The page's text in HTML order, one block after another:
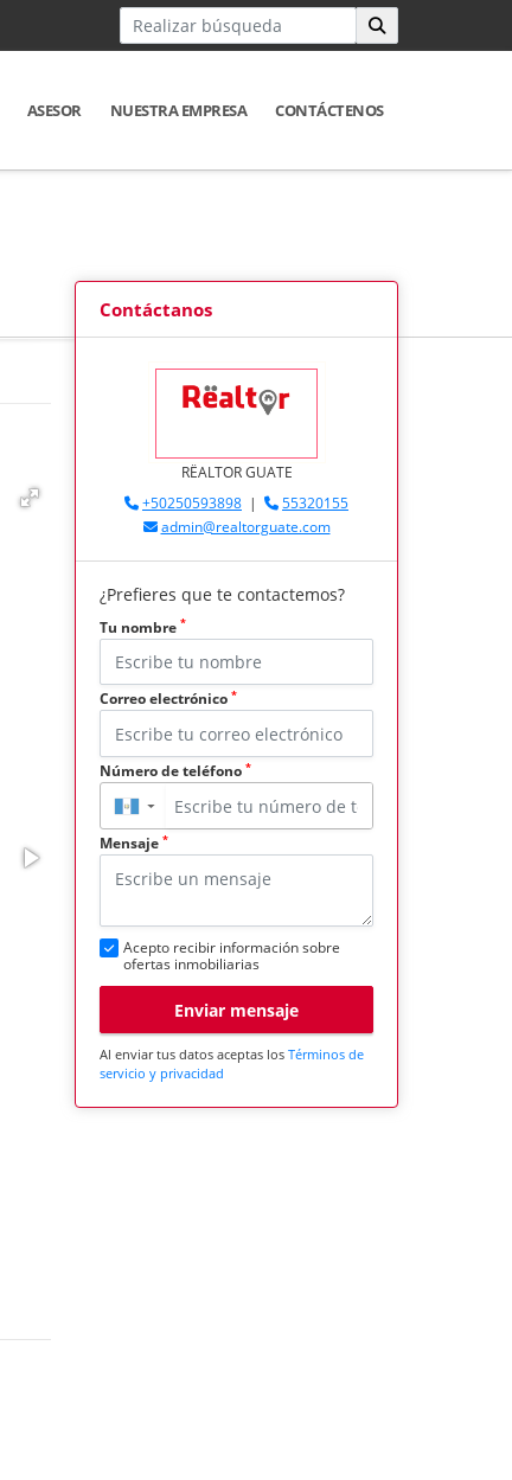
ASESOR NUESTRA EMPRESA CONTÁCTENOS
Contáctanos
RËALTOR GUATE
+50250593898 |
55320155
admin@realtorguate.com
¿Prefieres que te contactemos?
Tu nombre *
Correo electrónico *
Número de teléfono *
▼
Mensaje *
Acepto recibir información sobre
ofertas inmobiliarias
Enviar mensaje
Al enviar tus datos aceptas los Términos de
servicio y privacidad